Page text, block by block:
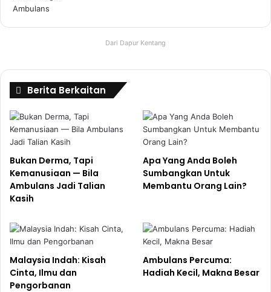
Dari Dapur Kentang
Berita Berkaitan
Bukan Derma, Tapi
Kemanusiaan — Bila
Ambulans Jadi Talian
Kasih
Apa Yang Anda Boleh
Sumbangkan Untuk
Membantu Orang Lain?
Malaysia Indah: Kisah
Cinta, Ilmu dan
Pengorbanan
Ambulans Percuma:
Hadiah Kecil, Makna Besar